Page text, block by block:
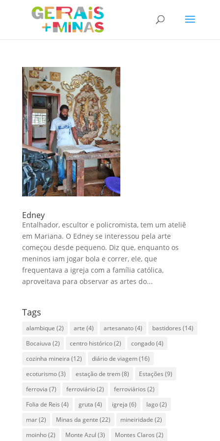
Edney
Entalhador, escultor e policromista, tem um ateliê
em Mariana. O Edney se interessou pela arte
começou desde pequeno. Diz que, enquanto os
meninos iam jogar bola e correr, ele, que
frequentava a igreja com a família católica,
aproveitava para observar as artes do...
Tags
alambique (2) arte (4) artesanato(4) bastidores (14)
Bocaiuva (2) centro histórico(2) congado(4)
cozinha mineira (12) diário de viagem(16)
ecoturismo(3) estação de trem(8) Estações (9)
ferrovia (7) ferroviário(2) ferroviários (2)
Folia de Reis (4) gruta (4) igreja (6) lago(2)
mar(2) Minas da gente (22) mineiridade (2)
moinho(2) Monte Azul (3) Montes Claros (2)